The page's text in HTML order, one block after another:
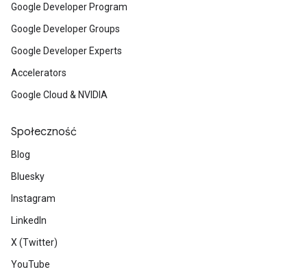
Google Developer Program
Google Developer Groups
Google Developer Experts
Accelerators
Google Cloud & NVIDIA
Społeczność
Blog
Bluesky
Instagram
LinkedIn
X (Twitter)
YouTube